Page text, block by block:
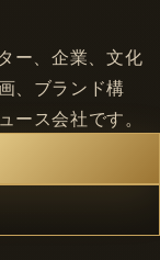
ー、企業、文化
、ブランド構
ス会社です。